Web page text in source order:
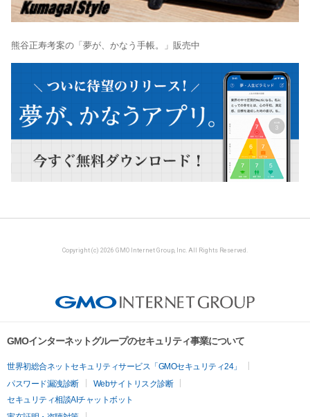
熊谷正寿考案の「夢が、かなう手帳。」販売中
Copyright (c) 2026 GMO Internet Group, Inc. All Rights Reserved.
GMOインターネットグループのセキュリティ事業について
世界初総合ネットセキュリティサービス「GMOセキュリティ24」
パスワード漏洩診断
Webサイトリスク診断
セキュリティ相談AIチャットボット